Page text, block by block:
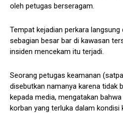
oleh petugas berseragam.
Tempat kejadian perkara
sebagian besar bar di kawasan
insiden mencekam itu terjadi.
Seorang petugas keamanan
disebutkan namanya karena tidak
kepada media, mengatakan
korban yang terluka dalam kondisi